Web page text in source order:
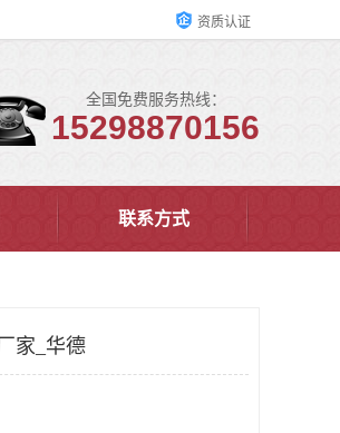
资质认证
全国免费服务热线：
15298870156
联系方式
家_华德